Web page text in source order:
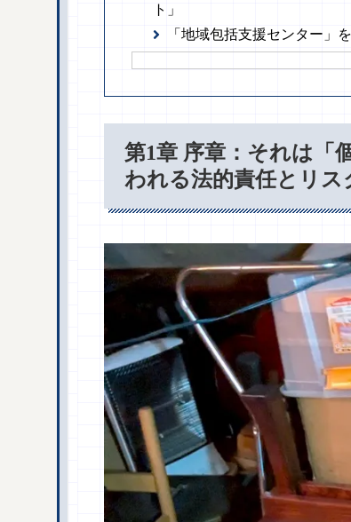
ト」
「地域包括支援センター」
第1章 序章：それは「
われる法的責任とリス